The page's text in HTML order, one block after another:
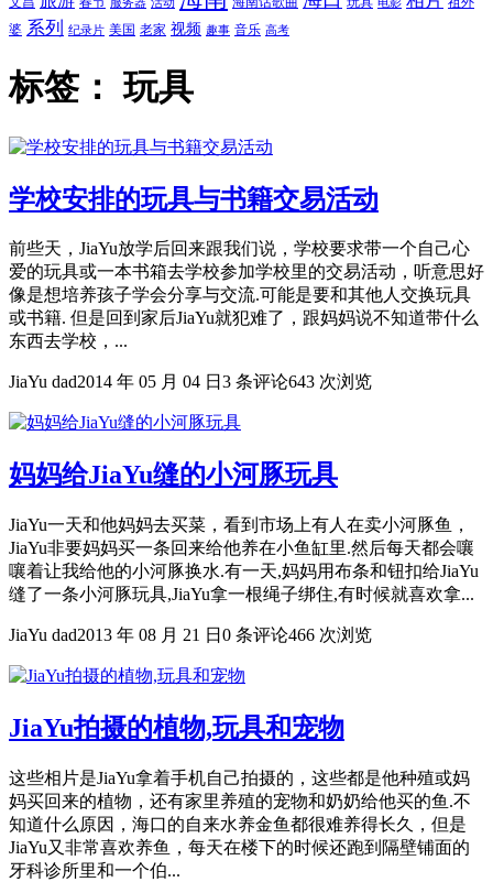
服务器 活动 电影
婆 系列 纪录片 美国 老家 视频 趣事 音乐 高考
标签：玩具
学校安排的玩具与书籍交易活动
前些天，JiaYu放学后回来跟我们说，学校要求带一个自己心
爱的玩具或一本书箱去学校参加学校里的交易活动，听意思好
像是想培养孩子学会分享与交流.可能是要和其他人交换玩具
或书籍. 但是回到家后JiaYu就犯难了，跟妈妈说不知道带什么
东西去学校，...
JiaYu dad2014 年 05 月 04 日 3 条评论643 次浏览
妈妈给JiaYu缝的小河豚玩具
JiaYu一天和他妈妈去买菜，看到市场上有人在卖小河豚鱼，
JiaYu非要妈妈买一条回来给他养在小鱼缸里.然后每天都会嚷
嚷着让我给他的小河豚换水.有一天,妈妈用布条和钮扣给JiaYu
缝了一条小河豚玩具,JiaYu拿一根绳子绑住,有时候就喜欢拿...
JiaYu dad2013 年 08 月 21 日 0 条评论466 次浏览
JiaYu拍摄的植物,玩具和宠物
这些相片是JiaYu拿着手机自己拍摄的，这些都是他种殖或妈
妈买回来的植物，还有家里养殖的宠物和奶奶给他买的鱼.不
知道什么原因，海口的自来水养金鱼都很难养得长久，但是
JiaYu又非常喜欢养鱼，每天在楼下的时候还跑到隔壁铺面的
牙科诊所里和一个伯...